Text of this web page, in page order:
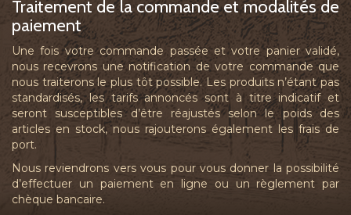
Traitement de la commande et modalités de
paiement
Une fois votre commande passée et votre panier validé,
nous recevrons une notification de votre commande que
nous traiterons le plus tôt possible. Les produits n’étant pas
standardisés, les tarifs annoncés sont à titre indicatif et
seront susceptibles d’être réajustés selon le poids des
articles en stock, nous rajouterons également les frais de
port.
Nous reviendrons vers vous pour vous donner la possibilité
d’effectuer un paiement en ligne ou un règlement par
chèque bancaire.